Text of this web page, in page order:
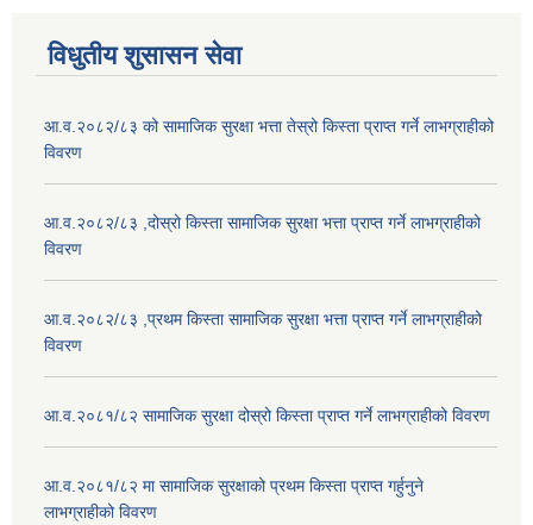
विधुतीय शुसासन सेवा
आ.व.२०८२/८३ को सामाजिक सुरक्षा भत्ता तेस्रो किस्ता प्राप्त गर्ने लाभग्राहीको
विवरण
आ.व.२०८२/८३ ,दोस्रो किस्ता सामाजिक सुरक्षा भत्ता प्राप्त गर्ने लाभग्राहीको
विवरण
आ.व.२०८२/८३ ,प्रथम किस्ता सामाजिक सुरक्षा भत्ता प्राप्त गर्ने लाभग्राहीको
विवरण
आ.व.२०८१/८२ सामाजिक सुरक्षा दोस्रो किस्ता प्राप्त गर्ने लाभग्राहीको विवरण
आ.व.२०८१/८२ मा सामाजिक सुरक्षाको प्रथम किस्ता प्राप्त गर्हुनुने
लाभग्राहीको विवरण